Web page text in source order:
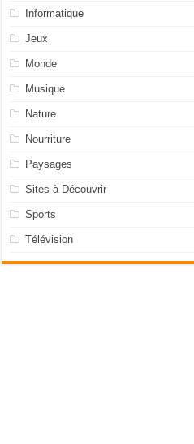
Informatique
Jeux
Monde
Musique
Nature
Nourriture
Paysages
Sites à Découvrir
Sports
Télévision